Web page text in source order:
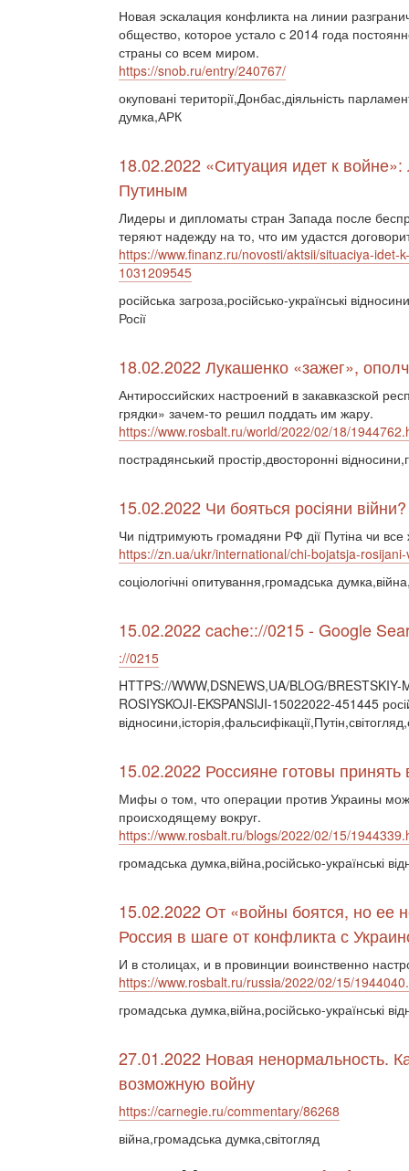
Новая эскалация конфликта на линии
общество, которое устало с 2014 года
страны со всем миром.
https://snob.ru/entry/240767/
окуповані території,Донбас,діяльність
думка,АРК
18.02.2022 «Ситуация идет к
Путиным
Лидеры и дипломаты стран Запада после
теряют надежду на то, что им удастся
https://www.finanz.ru/novosti/aktsii/situaciya-
1031209545
російська загроза,російсько-українські
Росії
18.02.2022 Лукашенко «зажег»,
Антироссийских настроений в закавказской
грядки» зачем-то решил поддать им жару.
https://www.rosbalt.ru/world/2022/02/18/
пострадянський простір,двосторонні
15.02.2022 Чи бояться росіяни війни?
Чи підтримують громадяни РФ дії Путіна чи все
https://zn.ua/ukr/international/chi-bojatsja-
соціологічні опитування,громадська
15.02.2022 cache:://0215 - Google
://0215
HTTPS://WWW,DSNEWS,UA/BLOG/
ROSIYSKOJI-EKSPANSIJI-15022022-451445
15.02.2022 Россияне готовы принять
Мифы о том, что операции против Украины
происходящему вокруг.
https://www.rosbalt.ru/blogs/2022/02/15/
громадська думка,війна,російсько-українські
15.02.2022 От «войны боятся, но ее
Россия в шаге от конфликта с
И в столицах, и в провинции воинственно
https://www.rosbalt.ru/russia/2022/02/15/
громадська думка,війна,російсько-українські
27.01.2022 Новая ненормальность.
возможную войну
https://carnegie.ru/commentary/86268
війна,громадська думка,світогляд